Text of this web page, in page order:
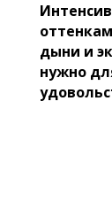
дыни и
нужно